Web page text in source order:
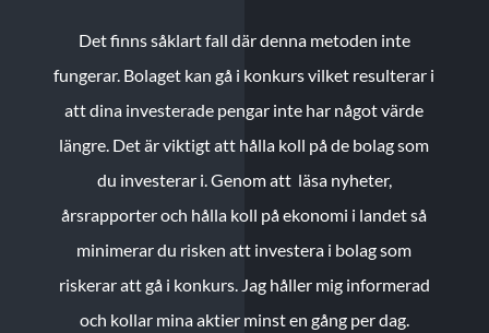
Det finns såklart fall där denna metoden inte
fungerar. Bolaget kan gå i konkurs vilket resulterar i
att dina investerade pengar inte har något värde
längre. Det är viktigt att hålla koll på de bolag som
du investerar i. Genom att läsa nyheter,
årsrapporter och hålla koll på ekonomi i landet så
minimerar du risken att investera i bolag som
riskerar att gå i konkurs. Jag håller mig informerad
och kollar mina aktier minst en gång per dag.